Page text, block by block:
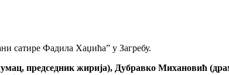
сатире Фадила Хаџића” у Загребу.
председник жирија), Дубравко Михановић